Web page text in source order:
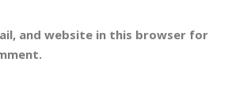
and website in this browser for